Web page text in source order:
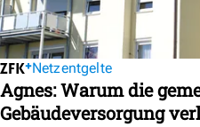
Netzentgelte
Agnes: Warum die
Gebäudeversorgung